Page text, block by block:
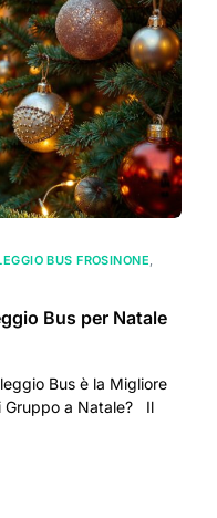
BUS FROSINONE,
Bus per Natale
Bus è la Migliore
Gruppo a Natale? Il